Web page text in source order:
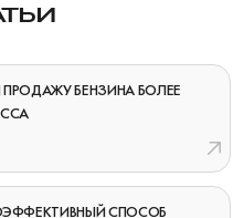
БЕНЗИНА БОЛЕЕ
СПОСОБ